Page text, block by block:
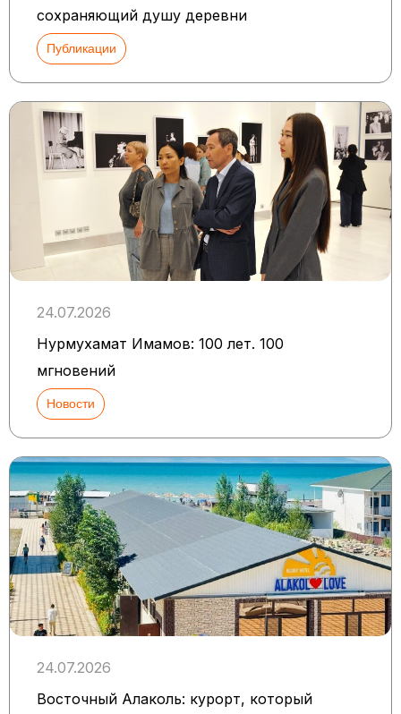
сохраняющий душу деревни
Публикации
24.07.2026
Нурмухамат Имамов: 100 лет. 100
мгновений
Новости
24.07.2026
Восточный Алаколь: курорт, который